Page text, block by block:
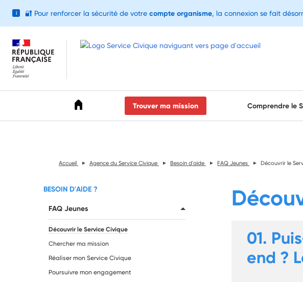
Trouver ma mission Comprendre le
Accueil Agence du Service Civique Besoin d'aide FAQ Jeunes Découvrir le
BESOIN D'AIDE ?
FAQ Jeunes
Découvrir le Service Civique
Chercher ma mission
Réaliser mon Service Civique
Poursuivre mon engagement
01.
end ?
i 🔐 Pour renforcer la sécurité de votre compte organisme, la connexion se fait